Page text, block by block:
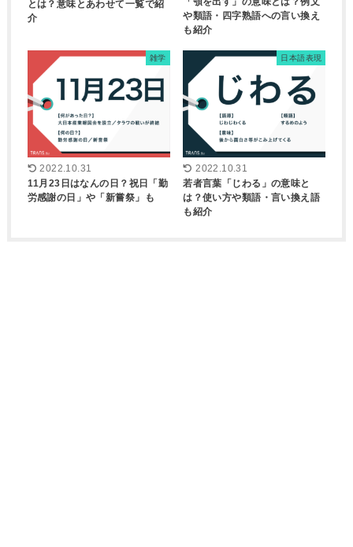
とは？意味とあわせて一覧で紹
介
や類語・四字熟語への言い換え
も紹介
雑学
2022.10.31
11月23日はなんの日？祝日「勤
労感謝の日」や「新嘗祭」も
日本語表現
2022.10.31
若者言葉「じわる」の意味と
は？使い方や類語・言い換え語
も紹介